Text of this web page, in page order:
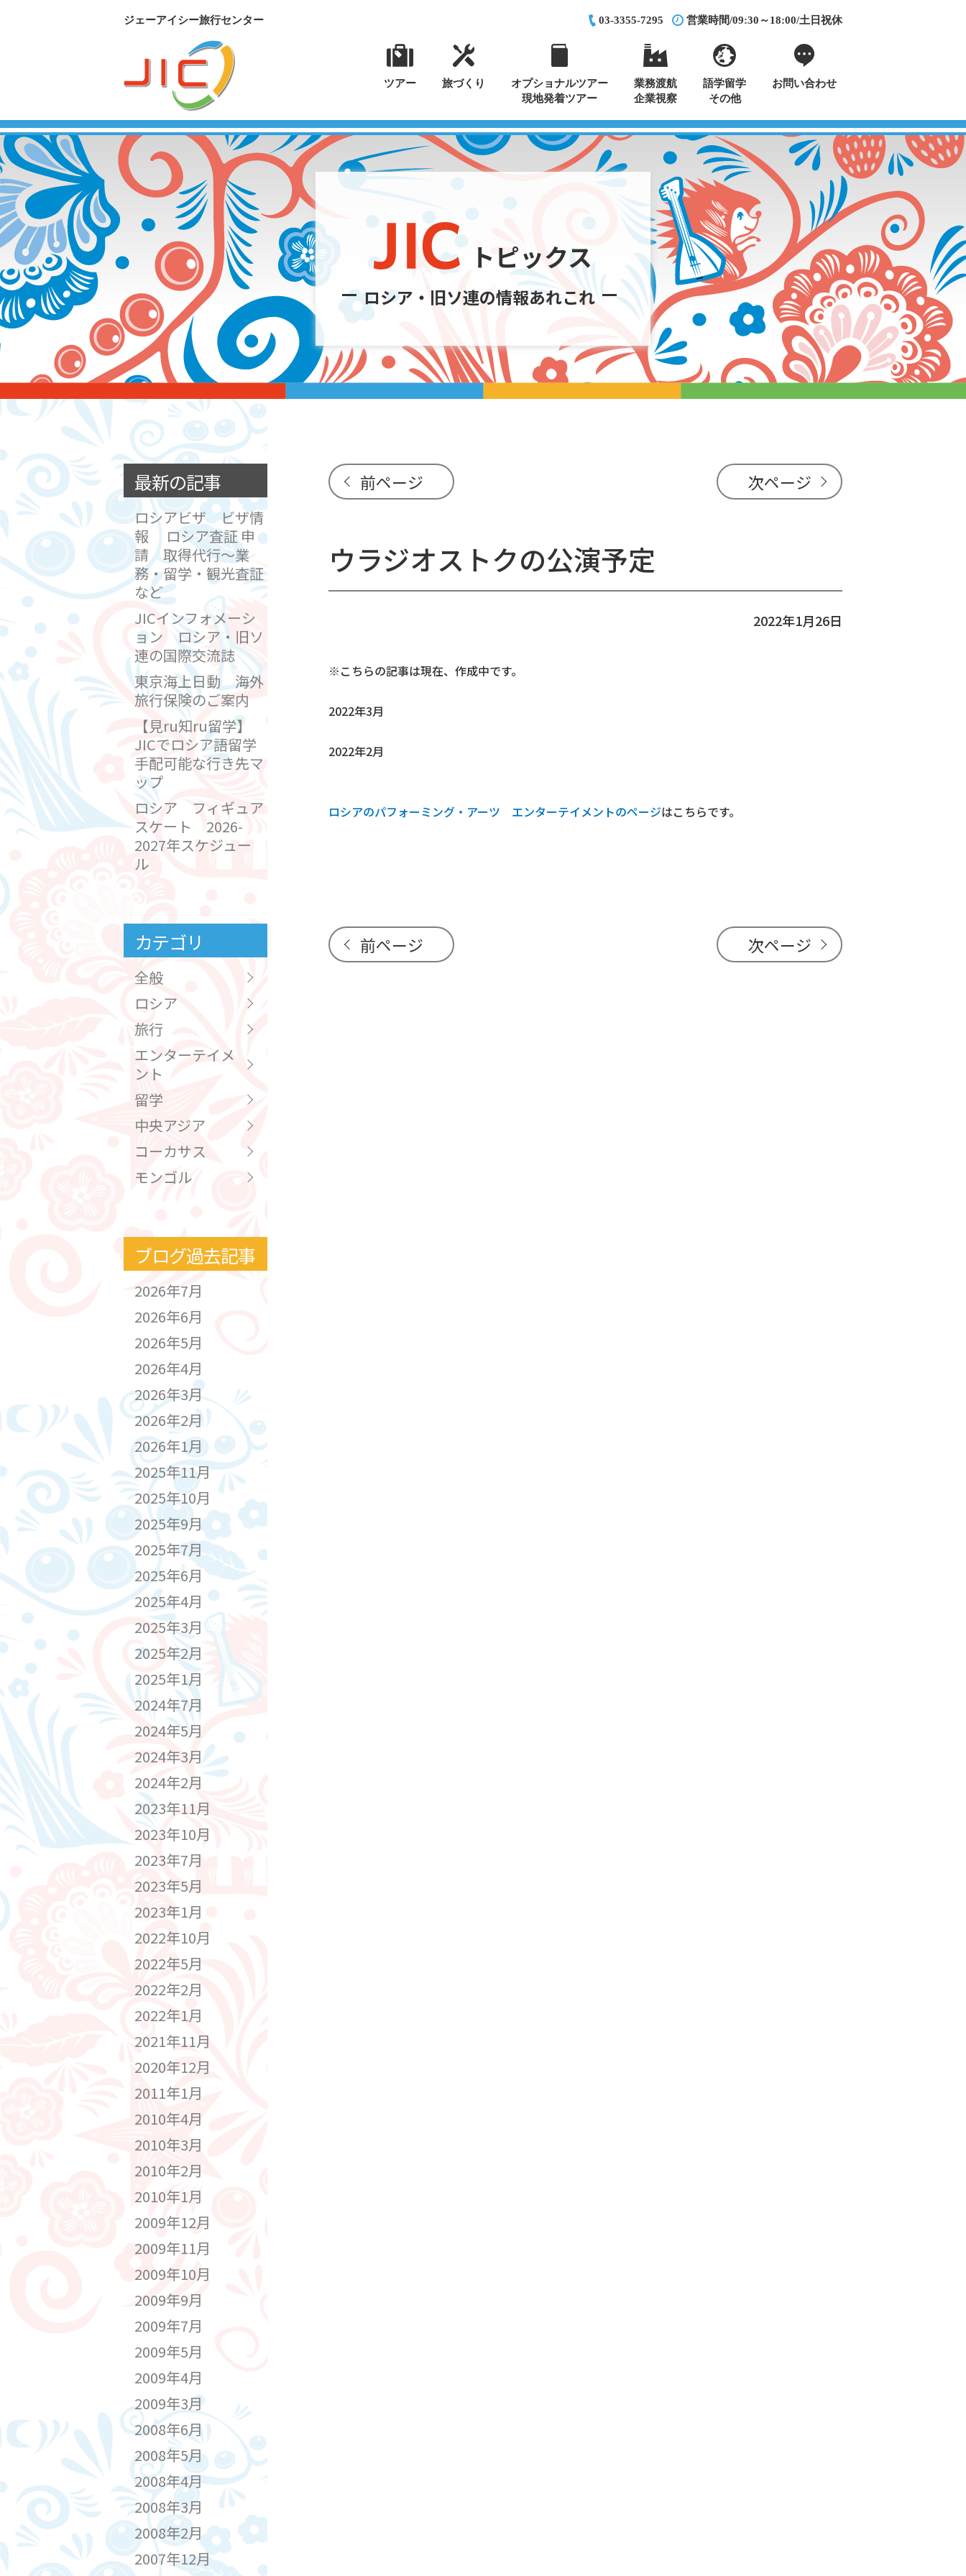
ジェーアイシー旅行センター 03-3355-7295 営業時間/09:30～18:00/土日祝休
ツアー 旅づくり
オプショナルツアー
現地発着ツアー
業務渡航
企業視察
語学留学
その他
お問い合わせ
トピックス
ロシア・旧ソ連の情報あれこれ
前ページ 次ページ
ウラジオストクの公演予定
2022年1月26日
※こちらの記事は現在、作成中です。
2022年3月
2022年2月
ロシアのパフォーミング・アーツ エンターテイメントのページはこちらです。
前ページ 次ページ
最新の記事
ロシアビザ ビザ情
報 ロシア査証 申
請 取得代行～業
務・留学・観光査証
など
JICインフォメーシ
ョン ロシア・旧ソ
連の国際交流誌
東京海上日動 海外
旅行保険のご案内
【見ru知ru留学】
JICでロシア語留学
手配可能な行き先マ
ップ
ロシア フィギュア
スケート 2026-
2027年スケジュー
ル
カテゴリ
全般
ロシア
旅行
エンターテイメ
ント
留学
中央アジア
コーカサス
モンゴル
ブログ過去記事
2026年7月
2026年6月
2026年5月
2026年4月
2026年3月
2026年2月
2026年1月
2025年11月
2025年10月
2025年9月
2025年7月
2025年6月
2025年4月
2025年3月
2025年2月
2025年1月
2024年7月
2024年5月
2024年3月
2024年2月
2023年11月
2023年10月
2023年7月
2023年5月
2023年1月
2022年10月
2022年5月
2022年2月
2022年1月
2021年11月
2020年12月
2011年1月
2010年4月
2010年3月
2010年2月
2010年1月
2009年12月
2009年11月
2009年10月
2009年9月
2009年7月
2009年5月
2009年4月
2009年3月
2008年6月
2008年5月
2008年4月
2008年3月
2008年2月
2007年12月